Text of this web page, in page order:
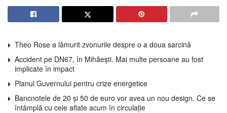
Theo Rose a lămurit zvonurile despre o a doua sarcină
Accident pe DN67, în Mihăești. Mai multe persoane au fost
implicate în impact
Planul Guvernului pentru crize energetice
Bancnotele de 20 și 50 de euro vor avea un nou design. Ce se
întâmplă cu cele aflate acum în circulație